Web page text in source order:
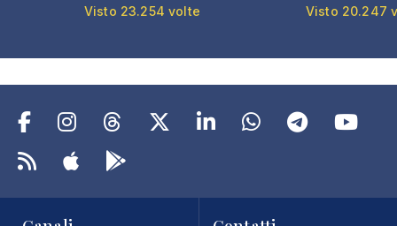
Visto 23.254 volte Visto 20.247